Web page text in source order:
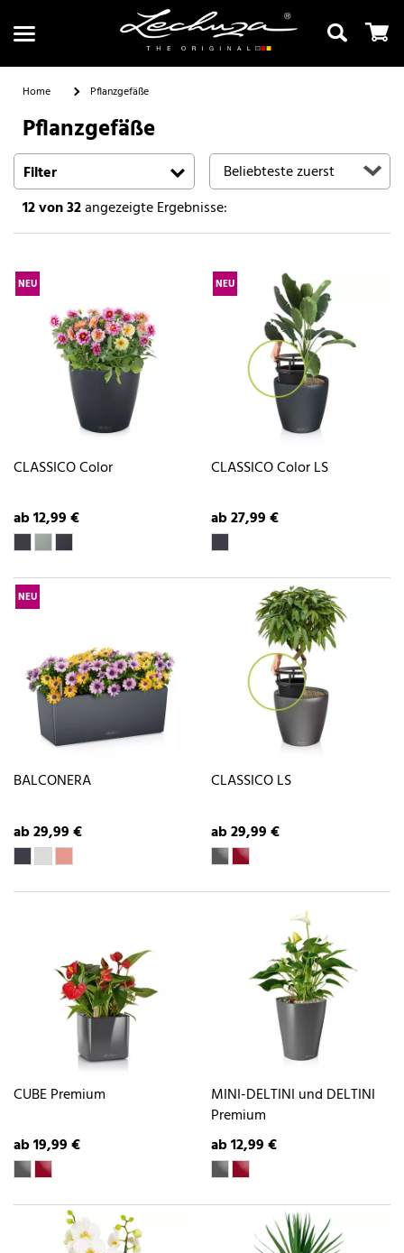
Suchen
Home Pflanzgefäße
Pflanzgefäße
Filter
12von 32angezeigte Ergebnisse:
NEU
CLASSICO Color
ab 12,99 €
NEU
CLASSICO Color LS
ab 27,99 €
NEU
BALCONERA
ab 29,99 €
CLASSICO LS
ab 29,99 €
CUBE Premium
ab 19,99 €
MINI-DELTINI und DELTINI
Premium
ab 12,99 €